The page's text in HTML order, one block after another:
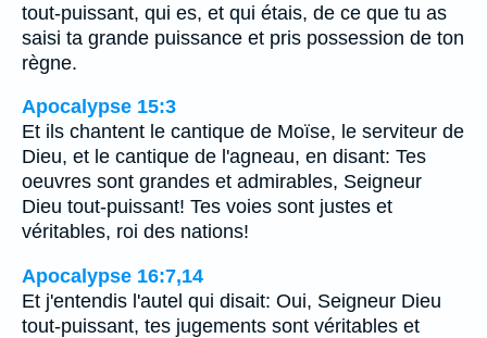
tout-puissant, qui es, et qui étais, de ce que tu as
saisi ta grande puissance et pris possession de ton
règne.
Apocalypse 15:3
Et ils chantent le cantique de Moïse, le serviteur de
Dieu, et le cantique de l'agneau, en disant: Tes
oeuvres sont grandes et admirables, Seigneur
Dieu tout-puissant! Tes voies sont justes et
véritables, roi des nations!
Apocalypse 16:7,14
Et j'entendis l'autel qui disait: Oui, Seigneur Dieu
tout-puissant, tes jugements sont véritables et